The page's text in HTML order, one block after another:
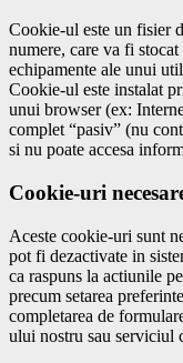
Cookie-ul este un fisier
numere, care va fi
echipamente ale unui
Cookie-ul este instalat
unui browser (ex:
complet “pasiv” (nu
si nu poate accesa
Cookie-uri
Aceste cookie-uri sunt
pot fi dezactivate in
ca raspuns la actiunile
precum setarea
completarea de
ului nostru sau serviciul